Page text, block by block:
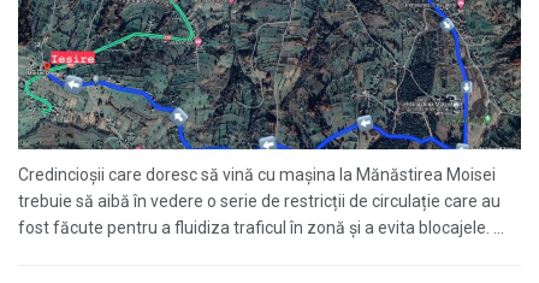
Credincioșii care doresc să vină cu mașina la Mănăstirea Moisei
trebuie să aibă în vedere o serie de restricții de circulație care au
fost făcute pentru a fluidiza traficul în zonă și a evita blocajele. ...